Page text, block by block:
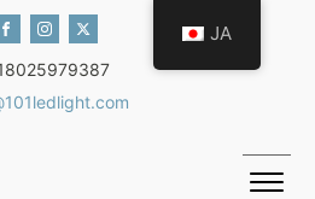
JA